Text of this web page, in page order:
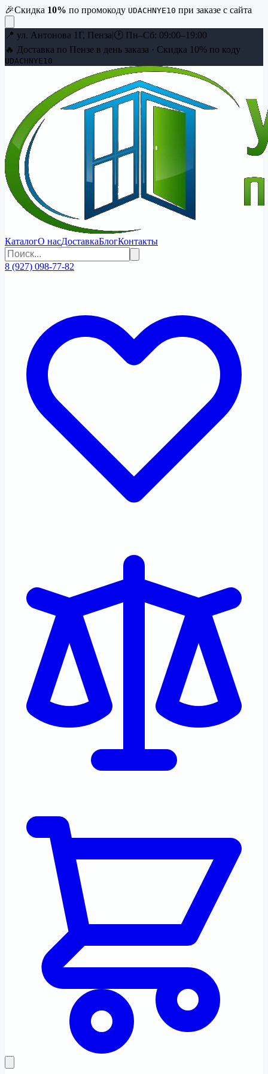
🎉Скидка 10% по промокоду UDACHNYE10 при заказе с сайта
📍 ул. Антонова 1Г, Пенза|🕐 Пн–Сб: 09:00–19:00
🔥 Доставка по Пензе в день заказа · Скидка 10% по коду
UDACHNYE10
КаталогО насДоставкаБлогКонтакты
8 (927) 098-77-82